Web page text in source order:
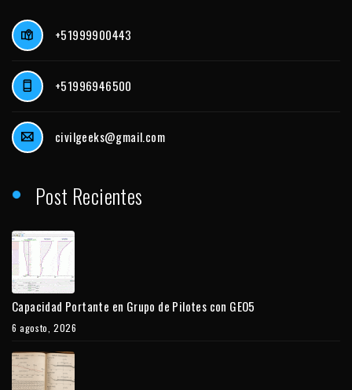
+51999900443
+51996946500
civilgeeks@gmail.com
Post Recientes
Capacidad Portante en Grupo de Pilotes con GEO5
6 agosto, 2026